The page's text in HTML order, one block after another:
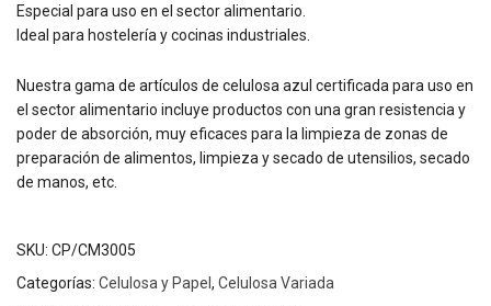
Especial para uso en el sector alimentario.
Ideal para hostelería y cocinas industriales.
Nuestra gama de artículos de celulosa azul certificada para uso en
el sector alimentario incluye productos con una gran resistencia y
poder de absorción, muy eficaces para la limpieza de zonas de
preparación de alimentos, limpieza y secado de utensilios, secado
de manos, etc.
SKU: CP/CM3005
Categorías: Celulosa y Papel , Celulosa Variada